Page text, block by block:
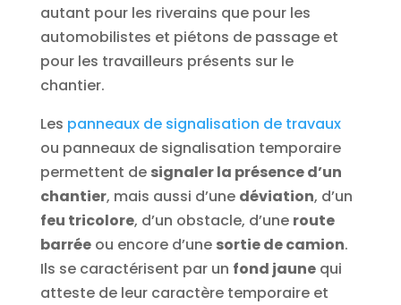
autant pour les riverains que pour les
automobilistes et piétons de passage et
pour les travailleurs présents sur le
chantier.
Les panneaux de signalisation de travaux
ou panneaux de signalisation temporaire
permettent de signaler la présence d’un
chantier, mais aussi d’une déviation, d’un
feu tricolore, d’un obstacle, d’une route
barréeou encore d’une sortie de camion.
Ils se caractérisent par un fond jaunequi
atteste de leur caractère temporaire et